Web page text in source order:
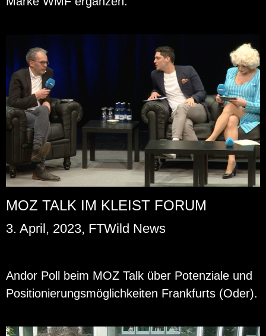
MOZ TALK IM KLEIST FORUM
3. April, 2023, FTWild News
Andor Poll beim MOZ Talk über Po­ten­zia­le und
Po­si­tio­nie­rungs­mög­lich­kei­ten Frank­furts (Oder).